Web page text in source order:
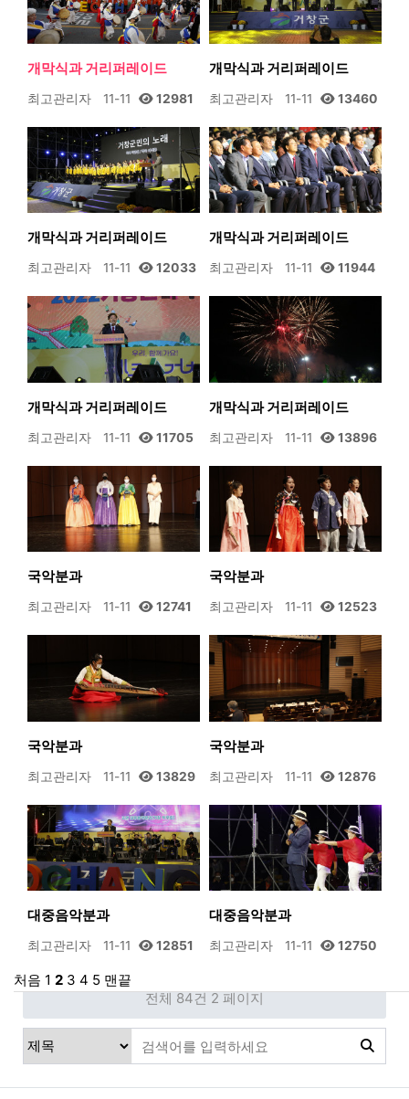
개막식과 거리퍼레이드
최고관리자 11-11 12981
개막식과 거리퍼레이드
최고관리자 11-11 13460
개막식과 거리퍼레이드
최고관리자 11-11 12033
개막식과 거리퍼레이드
최고관리자 11-11 11944
개막식과 거리퍼레이드
최고관리자 11-11 11705
개막식과 거리퍼레이드
최고관리자 11-11 13896
국악분과
최고관리자 11-11 12741
국악분과
최고관리자 11-11 12523
국악분과
최고관리자 11-11 13829
국악분과
최고관리자 11-11 12876
대중음악분과
최고관리자 11-11 12851
대중음악분과
최고관리자 11-11 12750
처음 1 2 3 4 5 맨끝
전체 84건 2 페이지